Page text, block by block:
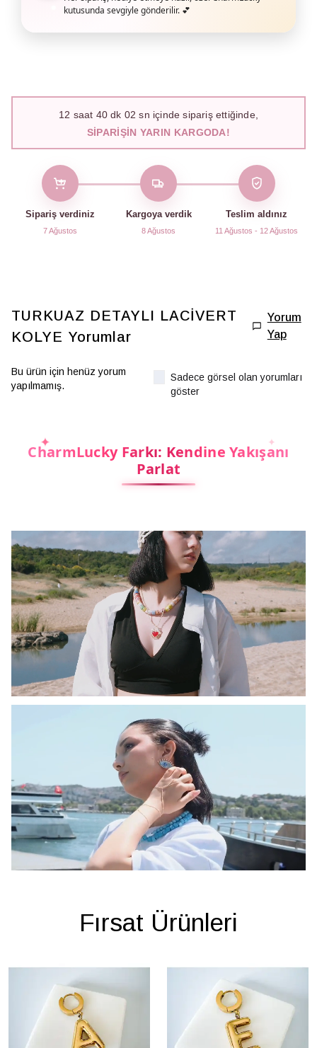
kutusunda sevgiyle gönderilir. 💕
12 saat 40dk 01 sn içinde sipariş ettiğinde,
SIPARIŞIN YARIN KARGODA!
Sipariş verdiniz
7 Ağustos
Kargoya verdik
8 Ağustos
Teslim aldınız
11 Ağustos - 12 Ağustos
TURKUAZ DETAYLI LACİVERT
KOLYE Yorumlar
Yorum
Yap
Bu ürün için henüz yorum
yapılmamış.
Sadece görsel olan yorumları
göster
CharmLucky Farkı: Kendine Yakışanı
Parlat
Fırsat Ürünleri